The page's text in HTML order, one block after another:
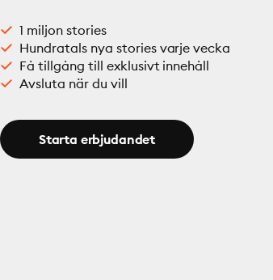
1 miljon stories
Hundratals nya stories varje vecka
Få tillgång till exklusivt innehåll
Avsluta när du vill
Starta erbjudandet